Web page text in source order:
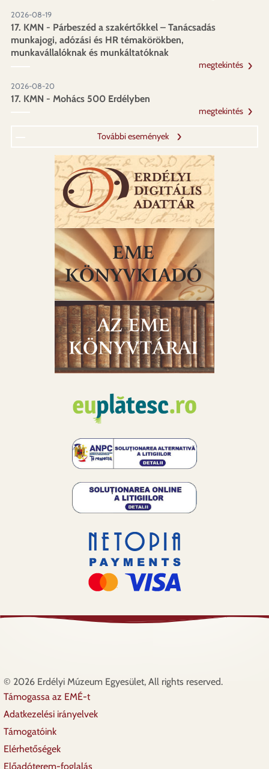
2026-08-19
17. KMN - Párbeszéd a szakértőkkel – Tanácsadás
munkajogi, adózási és HR témakörökben,
munkavállalóknak és munkáltatóknak
megtekintés
2026-08-20
17. KMN - Mohács 500 Erdélyben
megtekintés
További események
© 2026 Erdélyi Múzeum Egyesület, All rights reserved.
Lábléc
Támogassa az EMÉ-t
Adatkezelési irányelvek
Támogatóink
Elérhetőségek
Előadóterem-foglalás